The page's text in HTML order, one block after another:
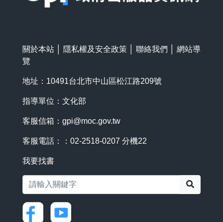
關於本站 隱私權及安全政策 聯絡我們
網站導
覽
地址：10491台北市中山區松江路209號
指導單位：文化部
客服信箱： gpi@moc.gov.tw
客服電話：：02-2518-0207 分機22
我要找書